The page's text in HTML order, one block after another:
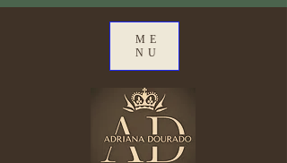
ME
NU